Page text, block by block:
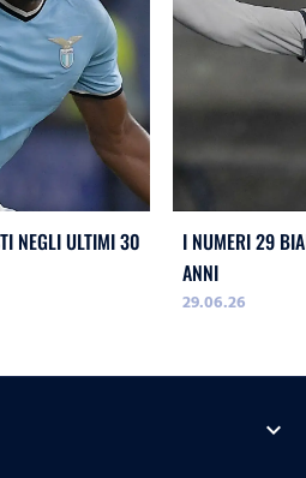
NEGLI ULTIMI 30
I NUMERI 29
ANNI
29.06.26
expand_more